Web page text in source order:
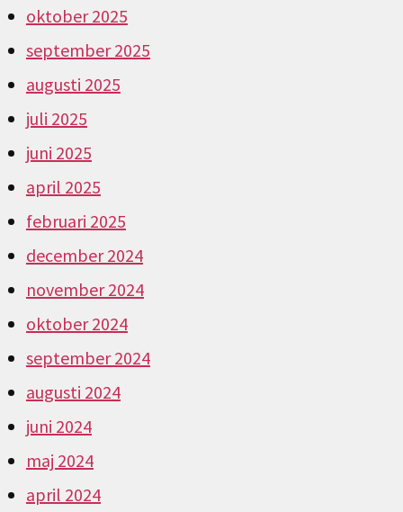
oktober 2025
september 2025
augusti 2025
juli 2025
juni 2025
april 2025
februari 2025
december 2024
november 2024
oktober 2024
september 2024
augusti 2024
juni 2024
maj 2024
april 2024